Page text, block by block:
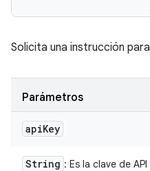
Solicita una instrucción
Parámetros
apiKey
String : Es la clave de